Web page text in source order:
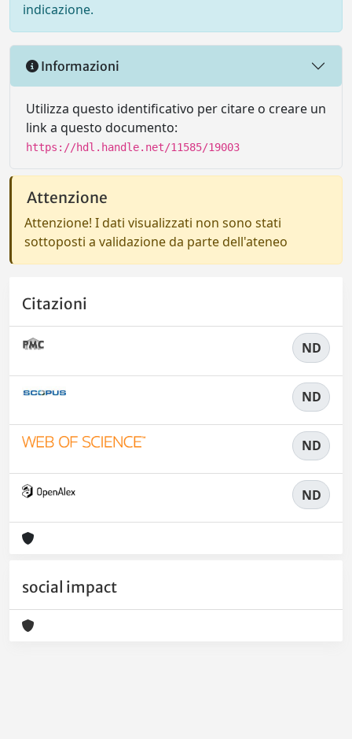
indicazione.
Informazioni
Utilizza questo identificativo per citare o creare un
link a questo documento:
https://hdl.handle.net/11585/19003
Attenzione
Attenzione! I dati visualizzati non sono stati
sottoposti a validazione da parte dell'ateneo
Citazioni
ND
ND
ND
ND
social impact